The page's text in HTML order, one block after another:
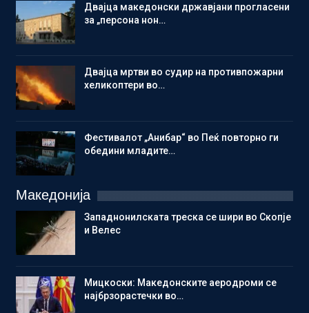
Двајца македонски државјани прогласени
за „персона нон…
Двајца мртви во судир на противпожарни
хеликоптери во…
Фестивалот „Анибар“ во Пеќ повторно ги
обедини младите…
Македонија
Западнонилската треска се шири во Скопје
и Велес
Мицкоски: Македонските аеродроми се
најбрзорастечки во…